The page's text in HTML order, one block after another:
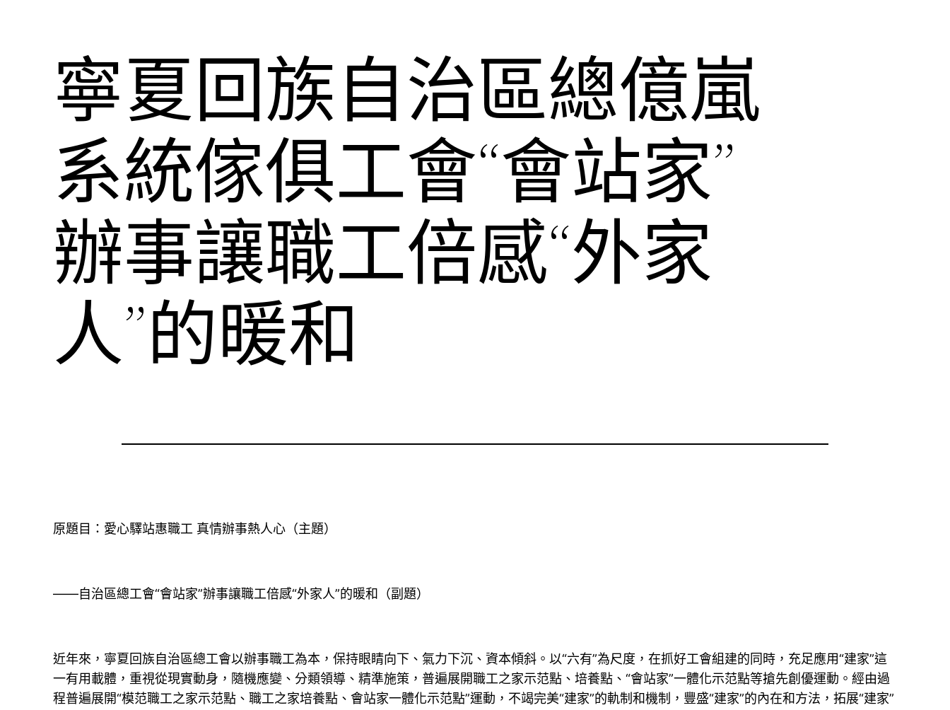
寧夏回族自治區總億嵐
系統傢俱工會“會站家”
辦事讓職工倍感“外家
人”的暖和
原題目：愛心驛站惠職工 真情辦事熱人心（主題）
——自治區總工會“會站家”辦事讓職工倍感“外家人”的暖和（副題）
近年來，寧夏回族自治區總工會以辦事職工為本，保持眼睛向下、氣力下沉、資本傾斜。以“六有”為尺度，在抓好工會組建的同時，充足應用“建家”這
一有用載體，重視從現實動身，隨機應變、分類領導、精準施策，普遍展開職工之家示范點、培養點、“會站家”一體化示范點等搶先創優運動。經由過
程普遍展開“模范職工之家示范點、職工之家培養點、會站家一體化示范點”運動，不竭完美“建家”的軌制和機制，豐盛“建家”的內在和方法，拓展“建家”